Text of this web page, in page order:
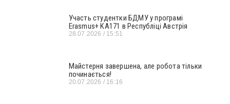
Участь студентки БДМУ у програмі
Erasmus+ KA171 в Республіці Австрія
28.07.2026 15:51
Майстерня завершена, але робота тільки
починається!
20.07.2026 16:16